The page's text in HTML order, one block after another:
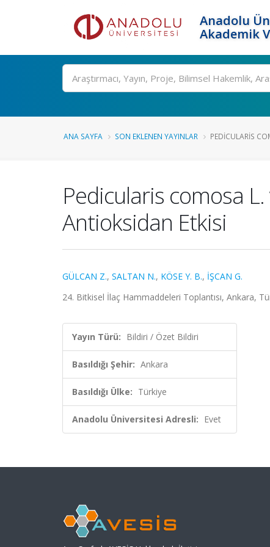
Anadolu
Akademik
Ara
ANA SAYFA SON EKLENEN YAYINLAR PEDICULARIS
Pedicularis comosa
Antioksidan Etkisi
GÜLCAN Z., SALTAN N., KÖSE Y. B., İŞCAN G.
24. Bitkisel İlaç Hammaddeleri Toplantısı, Ankara,
Yayın Türü: Bildiri / Özet Bildiri
Basıldığı Şehir: Ankara
Basıldığı Ülke: Türkiye
Anadolu Üniversitesi Adresli: Evet